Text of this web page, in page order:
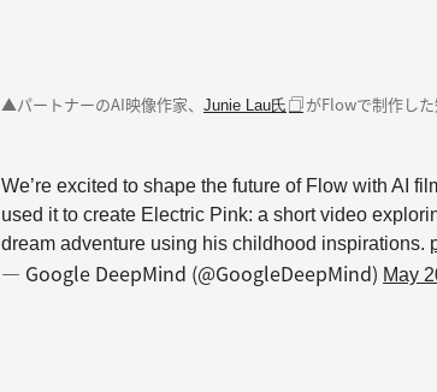
▲パートナーのAI映像作家、 Junie Lau氏 がFlowで制作し
We’re excited to shape the future of Flow with AI
used it to create Electric Pink: a short video
dream adventure using his childhood inspirations.
— Google DeepMind (@GoogleDeepMind) May